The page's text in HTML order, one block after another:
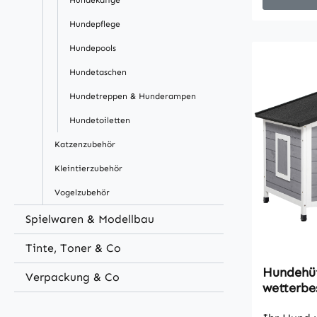
Hundepflege
Hundepools
Hundetaschen
Hundetreppen & Hunderampen
Hundetoiletten
Katzenzubehör
Kleintierzubehör
Vogelzubehör
Spielwaren & Modellbau
Tinte, Toner & Co
Verpackung & Co
bietet
einer
leicht
ihrem
mit
40